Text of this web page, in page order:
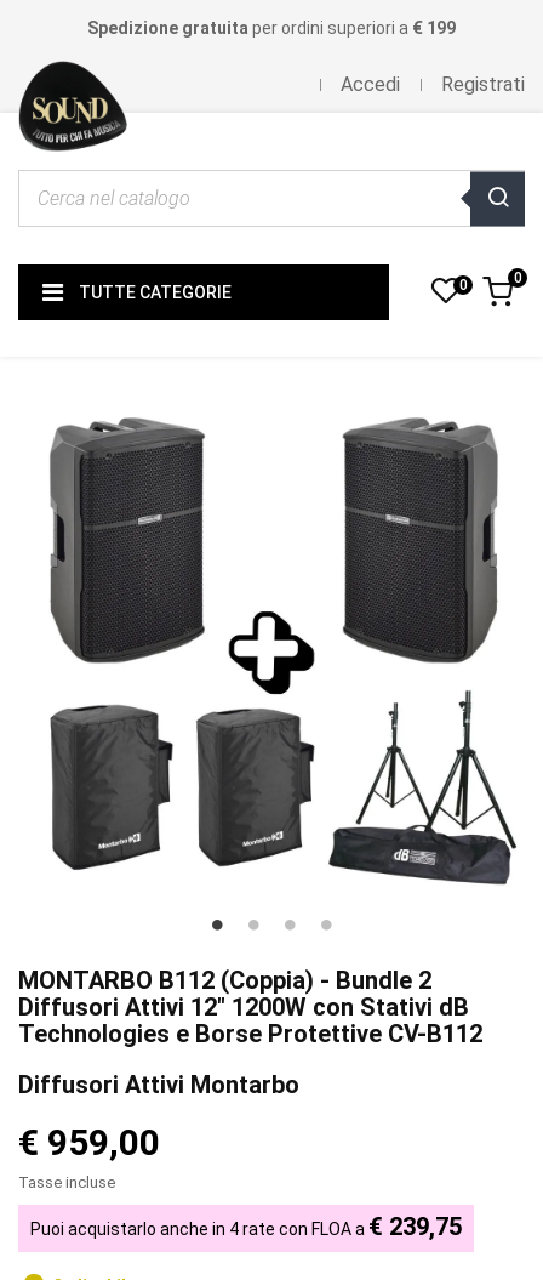
Spedizione gratuita per ordini superiori a € 199
Accedi Registrati
TUTTE CATEGORIE 0 0
MONTARBO B112 (Coppia) - Bundle 2
Diffusori Attivi 12" 1200W con Stativi dB
Technologies e Borse Protettive CV-B112
Diffusori Attivi Montarbo
€ 959,00
Tasse incluse
Puoi acquistarlo anche in 4 rate con FLOA a € 239,75